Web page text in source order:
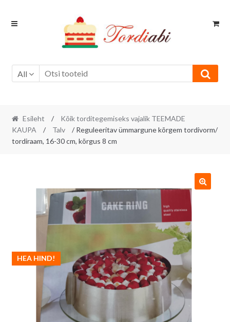
Skip
Skip
All
Esileht /
Kõik torditegemiseks vajalik TEEMADE
KAUPA
/ Talv
/ Reguleeritav ümmargune kõrgem tordivorm/
tordiraam, 16-30 cm, kõrgus 8 cm
HEA HIND!